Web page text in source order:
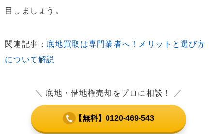
目しましょう。
関連記事： 底地買取は専門業者へ！メリットと選び方
について解説
＼ 底地・借地権売却をプロに相談！ ／
【無料】0120-469-543